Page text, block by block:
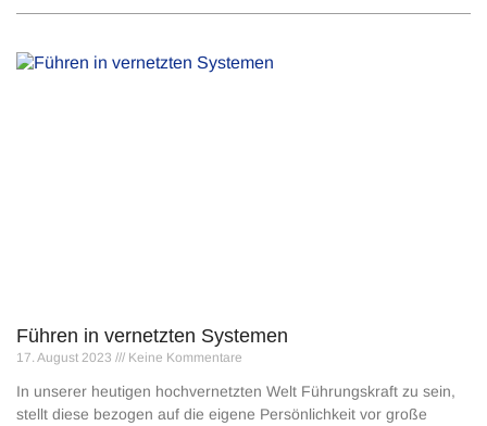
Führen in vernetzten Systemen
17. August 2023 Keine Kommentare
In unserer heutigen hochvernetzten Welt Führungskraft zu sein,
stellt diese bezogen auf die eigene Persönlichkeit vor große